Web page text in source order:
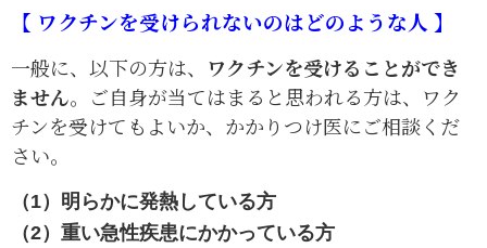
【 ワクチンを受けられないのはどのような人 】
一般に、以下の方は、 ワクチンを受けることができ
ません。ご自身が当てはまると思われる方は、ワク
チンを受けてもよいか、かかりつけ医にご相談くだ
さい。
（1）明らかに発熱している方
（2）重い急性疾患にかかっている方